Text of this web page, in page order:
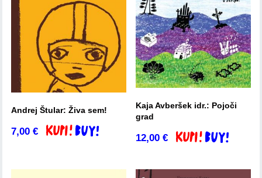
Andrej Štular: Živa sem!
7,00€ Dodaj v košarico
Kaja Avberšek idr.: Pojoči
grad
12,00€ Dodaj v košarico